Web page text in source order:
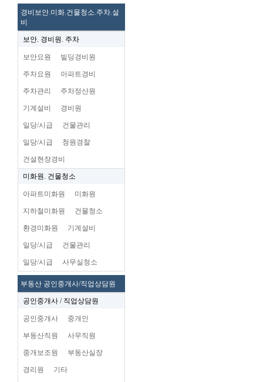
경비보안.미화.건물청소.주차.설
비
보안. 경비원. 주차
보안요원 빌딩경비원
주차요원 아파트경비
주차관리 주차정산원
기계설비 경비원
일당/시급 건물관리
일당/시급 청원경찰
건설현장경비
미화원. 건물청소
아파트미화원 미화원
지하철미화원 건물청소
환경미화원 기계설비
일당/시급 건물관리
일당/시급 사무실청소
부동산 공인중개사/직업상담원
공인중개사 / 직업상담원
공인중개사 중개인
부동산직원 사무직원
중개보조원 부동산실장
경리원 기타